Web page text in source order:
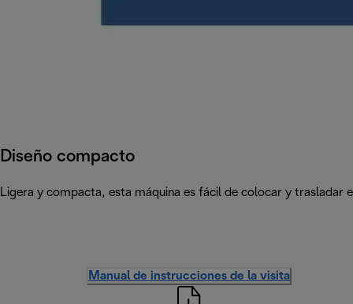
Diseño compacto
Ligera y compacta, esta máquina es fácil de colocar y trasladar
Manual de instrucciones de la visita